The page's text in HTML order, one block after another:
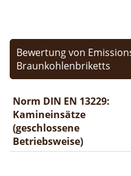
Bewertung von
Braunkohlenbriketts
Norm DIN EN 13229:
Kamineinsätze
(geschlossene
Betriebsweise)